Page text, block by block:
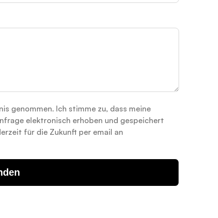
genommen. Ich stimme zu, dass meine
elektronisch erhoben und gespeichert
für die Zukunft per email an